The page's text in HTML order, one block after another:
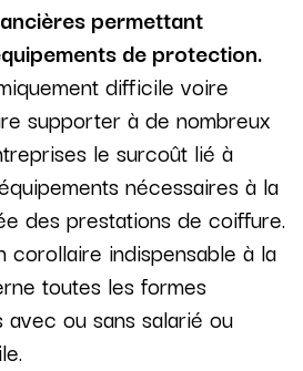
permettant
de protection.
difficile voire
supporter à de nombreux
le surcoût lié à
nécessaires à la
des prestations de coiffure.
corollaire indispensable à la
toutes les formes
avec ou sans salarié ou